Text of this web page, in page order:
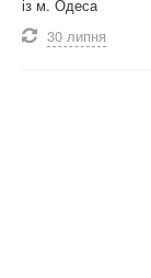
із м. Одеса
30 липня